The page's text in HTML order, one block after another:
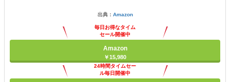
出典： Amazon
毎日お得なタイム
セール開催中
Amazon
￥15,980
24時間タイムセー
ル毎日開催中